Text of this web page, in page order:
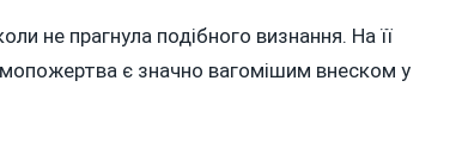
не прагнула подібного визнання. На її
є значно вагомішим внеском у